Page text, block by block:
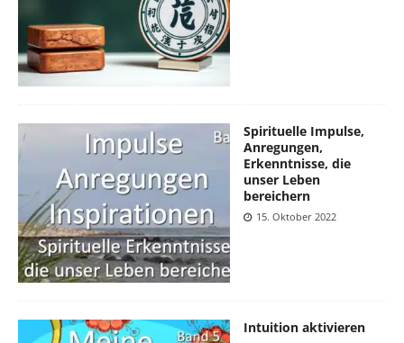
Spirituelle Impulse,
Anregungen,
Erkenntnisse, die
unser Leben
bereichern
15. Oktober 2022
Intuition aktivieren